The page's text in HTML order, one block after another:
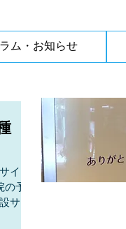
ム・お知らせ
イト
予約
サイ